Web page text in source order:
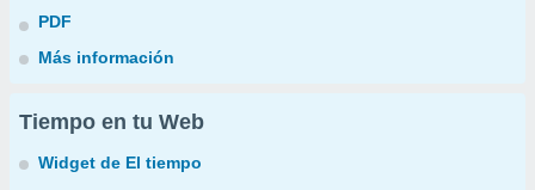
PDF
Más información
Tiempo en tu Web
Widget de El tiempo